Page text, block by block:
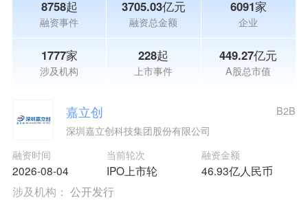
8758起
融资事件
3705.03亿元
融资总金额
6091家
企业
1777家
涉及机构
228起
上市事件
449.27亿元
A股总市值
嘉立创
深圳嘉立创科技集团股份有限公司
融资时间
2026-08-04
当前轮次
IPO上市轮
融资金额
46.93亿人民币
B2B
涉及机构： 公开发行